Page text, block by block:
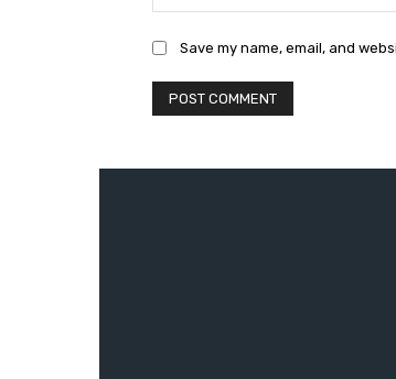
Save my name, email, and